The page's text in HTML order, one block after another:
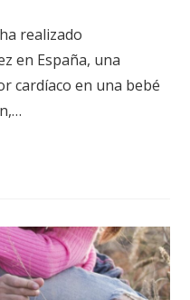
realizado
en España, una
cardíaco en una bebé